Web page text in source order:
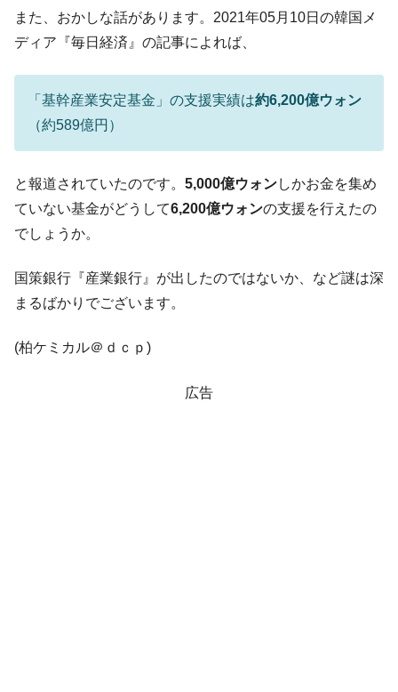
だった選手とは？
甲子園通算本塁打、最多の清原に次いで多く打っ
ている意外な選手とは？
Fact1 セレクトセールの高額取引馬が稼いだ金額とは？
また、おかしな話があります。2021年05月10日の韓国メ
ディア『毎日経済』の記事によれば、
「基幹産業安定基金」の支援実績は約6,200億ウォン
（約589億円）
と報道されていたのです。 5,000億ウォンしかお金を集め
ていない基金がどうして6,200億ウォンの支援を行えたの
でしょうか。
国策銀行『産業銀行』が出したのではないか、など謎は深
まるばかりでございます。
(柏ケミカル＠ｄｃｐ)
広告